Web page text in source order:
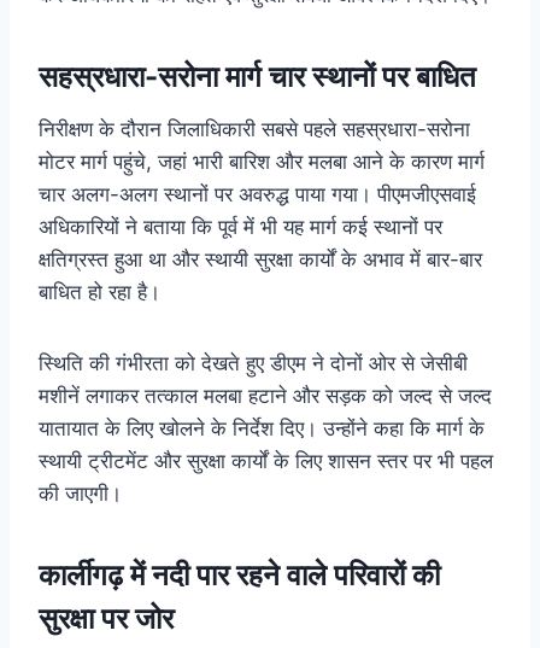
सहस्रधारा-सरोना मार्ग चार स्थानों पर बाधित
निरीक्षण के दौरान जिलाधिकारी सबसे पहले सहस्रधारा-सरोना
मोटर मार्ग पहुंचे, जहां भारी बारिश और मलबा आने के कारण मार्ग
चार अलग-अलग स्थानों पर अवरुद्ध पाया गया। पीएमजीएसवाई
अधिकारियों ने बताया कि पूर्व में भी यह मार्ग कई स्थानों पर
क्षतिग्रस्त हुआ था और स्थायी सुरक्षा कार्यों के अभाव में बार-बार
बाधित हो रहा है।
स्थिति की गंभीरता को देखते हुए डीएम ने दोनों ओर से जेसीबी
मशीनें लगाकर तत्काल मलबा हटाने और सड़क को जल्द से जल्द
यातायात के लिए खोलने के निर्देश दिए। उन्होंने कहा कि मार्ग के
स्थायी ट्रीटमेंट और सुरक्षा कार्यों के लिए शासन स्तर पर भी पहल
की जाएगी।
कार्लीगढ़ में नदी पार रहने वाले परिवारों की
सुरक्षा पर जोर